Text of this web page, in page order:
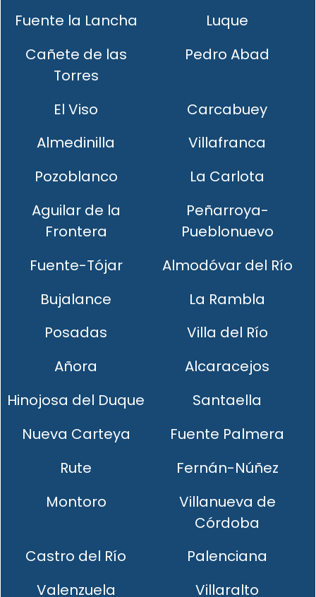
Fuente la Lancha
Luque
Cañete de las
Torres
Pedro Abad
El Viso
Carcabuey
Almedinilla
Villafranca
Pozoblanco
La Carlota
Aguilar de la
Frontera
Peñarroya-
Pueblonuevo
Fuente-Tójar
Almodóvar del Río
Bujalance
La Rambla
Posadas
Villa del Río
Añora
Alcaracejos
Hinojosa del Duque
Santaella
Nueva Carteya
Fuente Palmera
Rute
Fernán-Núñez
Montoro
Villanueva de
Córdoba
Castro del Río
Palenciana
Valenzuela
Villaralto